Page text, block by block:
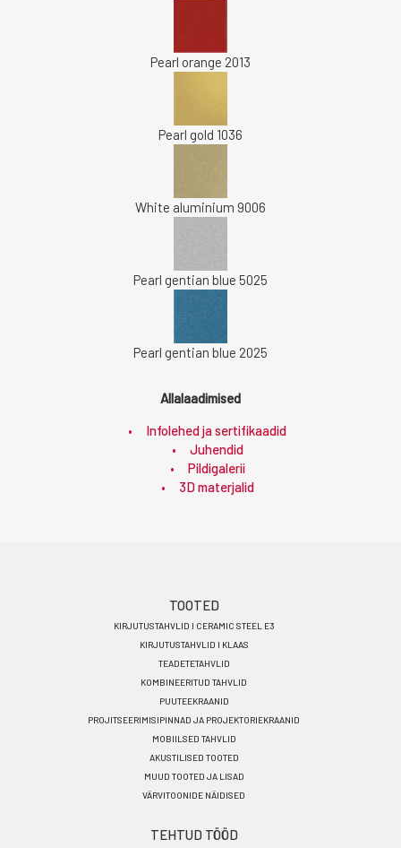
Pearl orange 2013
Pearl gold 1036
White aluminium 9006
Pearl gentian blue 5025
Pearl gentian blue 2025
Allalaadimised
Infolehed ja sertifikaadid
Juhendid
Pildigalerii
3D materjalid
TOOTED
KIRJUTUSTAHVLID I CERAMIC STEEL E3
KIRJUTUSTAHVLID I KLAAS
TEADETETAHVLID
KOMBINEERITUD TAHVLID
PUUTEEKRAANID
PROJITSEERIMISIPINNAD JA PROJEKTORIEKRAANID
MOBIILSED TAHVLID
AKUSTILISED TOOTED
MUUD TOOTED JA LISAD
VÄRVITOONIDE NÄIDISED
TEHTUD TÖÖD